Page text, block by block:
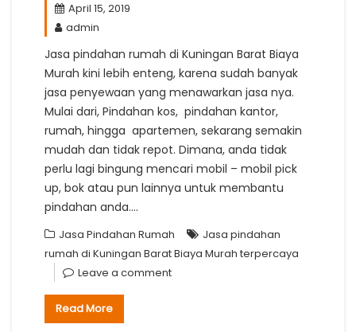
April 15, 2019
admin
Jasa pindahan rumah di Kuningan Barat Biaya
Murah kini lebih enteng, karena sudah banyak
jasa penyewaan yang menawarkan jasa nya.
Mulai dari, Pindahan kos, pindahan kantor,
rumah, hingga apartemen, sekarang semakin
mudah dan tidak repot. Dimana, anda tidak
perlu lagi bingung mencari mobil – mobil pick
up, bok atau pun lainnya untuk membantu
pindahan anda.…
Jasa Pindahan Rumah
Jasa pindahan
rumah di Kuningan Barat Biaya Murah terpercaya
Leave a comment
Read More